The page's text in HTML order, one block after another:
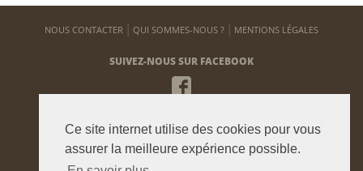
Ce site internet utilise des cookies pour vous
assurer la meilleure expérience possible.
NOUS CONTACTER QUI SOMMES-NOUS ? MENTIONS LÉGALES
SUIVEZ-NOUS SUR FACEBOOK
NEWSLETTER
Pour vous tenir informé de notre actualité